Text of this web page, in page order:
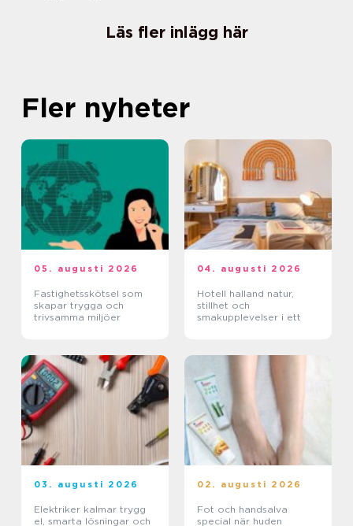
Läs fler inlägg här
Fler nyheter
05. augusti 2026
Fastighetsskötsel som
skapar trygga och
trivsamma miljöer
04. augusti 2026
Hotell halland natur,
stillhet och
smakupplevelser i ett
03. augusti 2026
Elektriker kalmar trygg
el, smarta lösningar och
02. augusti 2026
Fot och handsalva
special när huden